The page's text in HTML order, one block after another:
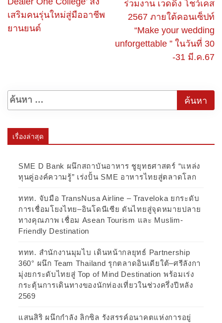
เสริมคนรุ่นใหม่สู่มืออาชีพ
ยานยนต์
ร่วมงาน เวดดิ้ง โชว์เคส
2567 ภายใต้คอนเซ็ปท์
“Make your wedding
unforgettable ” ในวันที่ 30
-31 มี.ค.67
เรื่องล่าสุด
SME D Bank ผนึกสถาบันอาหาร ชูยุทธศาสตร์ “แหล่ง
ทุนคู่องค์ความรู้” เร่งปั้น SME อาหารไทยสู่ตลาดโลก
ททท. จับมือ TransNusa Airline – Traveloka ยกระดับ
การเชื่อมโยงไทย–อินโดนีเซีย ดันไทยสู่จุดหมายปลาย
ทางคุณภาพ เชื่อม Asean Tourism และ Muslim-
Friendly Destination
ททท. สำนักงานมุมไบ เดินหน้ากลยุทธ์ Partnership
360° ผนึก Team Thailand รุกตลาดอินเดียใต้–ศรีลังกา
มุ่งยกระดับไทยสู่ Top of Mind Destination พร้อมเร่ง
กระตุ้นการเดินทางของนักท่องเที่ยวในช่วงครึ่งปีหลัง
2569
แสนสิริ ผนึกกำลัง ลิกซิล รังสรรค์อนาคตแห่งการอยู่